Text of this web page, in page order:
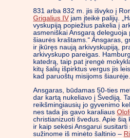
831 arba 832 m. jis išvyko į
Grigalius IV jam įteikė palijų.
vyskupiją popiežius pakelia į
asmeniškai Ansgarą deleguoja
šiaurės kraštams.“ Ansgaras,
ir įkūręs naują arkivyskupiją,
arkivyskupo pareigas.
katedrą, taip pat įrengė
kitų šalių išpirktus vergus jis
kad paruoštų misijoms šiaurėje.
Ansgaras, būdamas 50-ties
dar kartą nukeliavo į Švediją.
reikšmingiausių jo gyvenimo
nes tada jis gavo karaliaus
christianizuoti švedus. Apie šią
ir kaip sekėsi Ansgarui susitarti
sužinome iš minėto šaltinio –